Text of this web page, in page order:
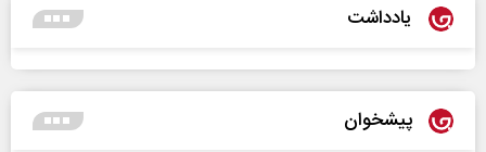
یادداشت
پیشخوان